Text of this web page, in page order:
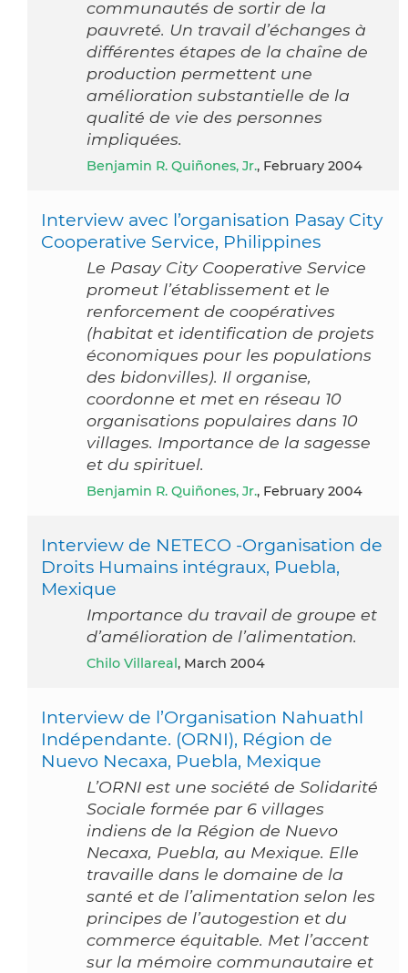
communautés de sortir de la
pauvreté. Un travail d’échanges à
différentes étapes de la chaîne de
production permettent une
amélioration substantielle de la
qualité de vie des personnes
impliquées.
Benjamin R. Quiñones, Jr., February 2004
Interview avec l’organisation Pasay City
Cooperative Service, Philippines
Le Pasay City Cooperative Service
promeut l’établissement et le
renforcement de coopératives
(habitat et identification de projets
économiques pour les populations
des bidonvilles). Il organise,
coordonne et met en réseau 10
organisations populaires dans 10
villages. Importance de la sagesse
et du spirituel.
Benjamin R. Quiñones, Jr., February 2004
Interview de NETECO -Organisation de
Droits Humains intégraux, Puebla,
Mexique
Importance du travail de groupe et
d’amélioration de l’alimentation.
Chilo Villareal , March 2004
Interview de l’Organisation Nahuathl
Indépendante. (ORNI), Région de
Nuevo Necaxa, Puebla, Mexique
L’ORNI est une société de Solidarité
Sociale formée par 6 villages
indiens de la Région de Nuevo
Necaxa, Puebla, au Mexique. Elle
travaille dans le domaine de la
santé et de l’alimentation selon les
principes de l’autogestion et du
commerce équitable. Met l’accent
sur la mémoire communautaire et